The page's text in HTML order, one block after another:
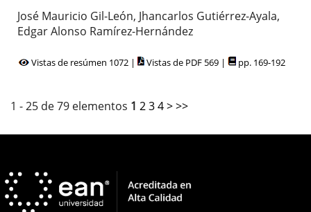
José Mauricio Gil-León, Jhancarlos Gutiérrez-Ayala,
Edgar Alonso Ramírez-Hernández
Vistas de resúmen 1072 | Vistas de PDF 569 | pp. 169-192
1 - 25 de 79 elementos 1 234>>>